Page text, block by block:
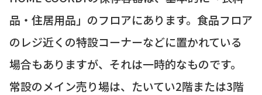
品・住居用品」のフロアにあります。食品フロア
のレジ近くの特設コーナーなどに置かれている
場合もありますが、それは一時的なものです。
常設のメイン売り場は、たいてい2階または3階